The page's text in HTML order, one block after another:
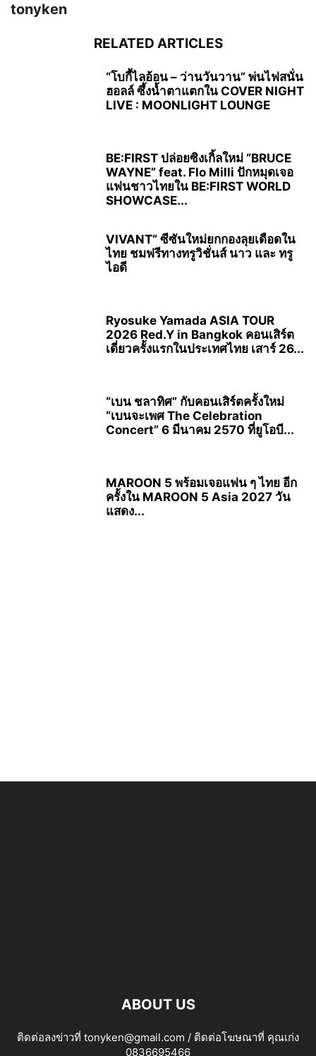
tonyken
RELATED ARTICLES
“โบกี้ไลอ้อน – ว่านวันวาน” พ่นไฟสนั่น
ฮอลล์ ซึ้งน้ำตาแตกใน COVER NIGHT
LIVE : MOONLIGHT LOUNGE
BE:FIRST ปล่อยซิงเกิ้ลใหม่ “BRUCE
WAYNE” feat. Flo Milli ปักหมุดเจอ
แฟนชาวไทยใน BE:FIRST WORLD
SHOWCASE...
VIVANT” ซีซันใหม่ยกกองลุยเดือดใน
ไทย ชมฟรีทางทรูวิชั่นส์ นาว และ ทรู
ไอดี
Ryosuke Yamada ASIA TOUR
2026 Red.Y in Bangkok คอนเสิร์ต
เดี่ยวครั้งแรกในประเทศไทย เสาร์ 26...
“เบน ชลาทิศ” กับคอนเสิร์ตครั้งใหม่
“เบนจะเพศ The Celebration
Concert” 6 มีนาคม 2570 ที่ยูโอบี...
MAROON 5 พร้อมเจอแฟน ๆ ไทย อีก
ครั้งใน MAROON 5 Asia 2027 วัน
แสดง...
ABOUT US
ติดต่อลงข่าวที่ tonyken@gmail.com / ติดต่อโฆษณาที่ คุณเก่ง
0836695466